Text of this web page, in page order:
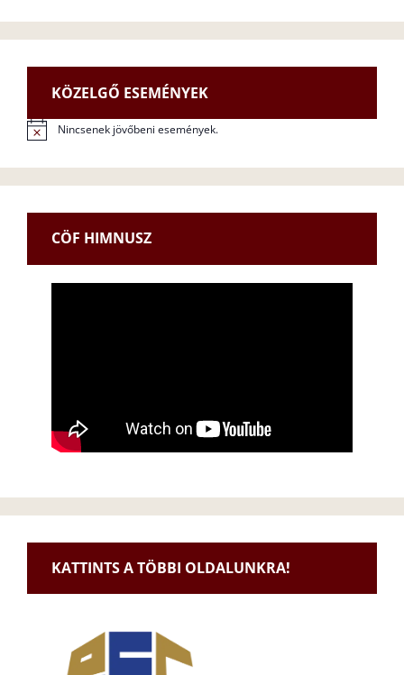
KÖZELGŐ ESEMÉNYEK
N
t
Nincsenek jövőbeni események.
CÖF HIMNUSZ
KATTINTS A TÖBBI OLDALUNKRA!